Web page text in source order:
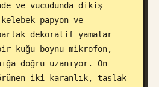
ve vücudunda dikiş
papyon ve
dekoratif yamalar
kuğu boynu mikrofon,
doğru uzanıyor. Ön
iki karanlık, taslak